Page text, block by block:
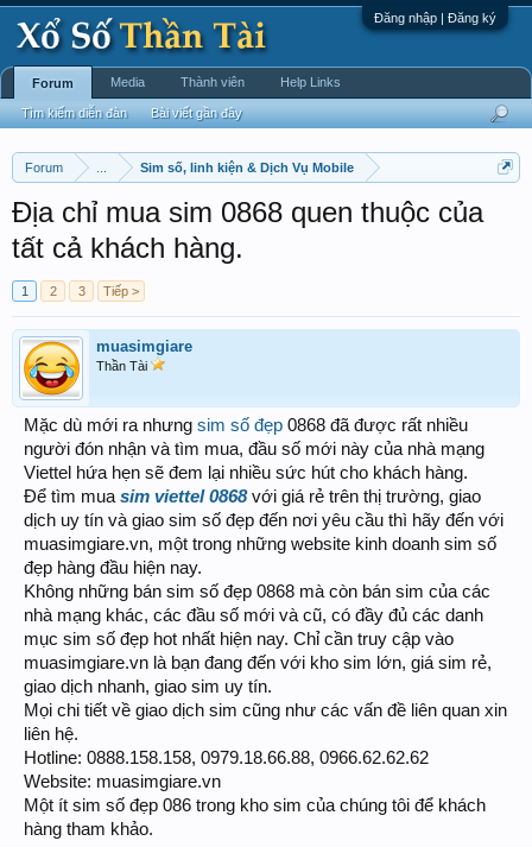
Đăng nhập | Đăng ký
Forum Sim số, linh kiện & Dịch Vụ Mobile
Địa chỉ mua sim 0868 quen thuộc của
tất cả khách hàng.
1 2 3 Tiếp >
muasimgiare
Thần Tài
Mặc dù mới ra nhưng sim số đẹp 0868 đã được rất nhiều
người đón nhận và tìm mua, đầu số mới này của nhà mạng
Viettel hứa hẹn sẽ đem lại nhiều sức hút cho khách hàng.
Để tìm mua sim viettel 0868với giá rẻ trên thị trường, giao
dịch uy tín và giao sim số đẹp đến nơi yêu cầu thì hãy đến với
muasimgiare.vn, một trong những website kinh doanh sim số
đẹp hàng đầu hiện nay.
Không những bán sim số đẹp 0868 mà còn bán sim của các
nhà mạng khác, các đầu số mới và cũ, có đầy đủ các danh
mục sim số đẹp hot nhất hiện nay. Chỉ cần truy cập vào
muasimgiare.vn là bạn đang đến với kho sim lớn, giá sim rẻ,
giao dịch nhanh, giao sim uy tín.
Mọi chi tiết về giao dịch sim cũng như các vấn đề liên quan xin
liên hệ.
Hotline: 0888.158.158, 0979.18.66.88, 0966.62.62.62
Website: muasimgiare.vn
Một ít sim số đẹp 086 trong kho sim của chúng tôi để khách
hàng tham khảo.
Forum
Tìm kiếm diễn đàn Bài viết gần đây
Media Thành viên Help Links